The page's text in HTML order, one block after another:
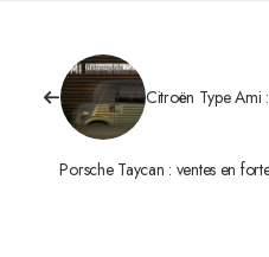
Citroën Type Ami
Porsche Taycan : ventes en